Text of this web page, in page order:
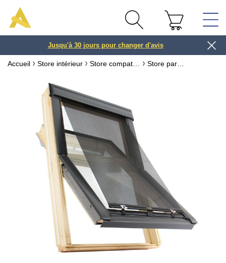
3 ou 4x
Jusqu'à 30 jours pour changer d'avis
Accueil Store intérieur